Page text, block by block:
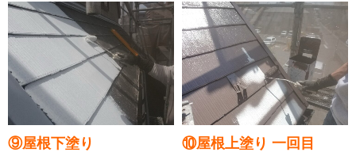
⑨屋根下塗り ⑩屋根上塗り 一回目